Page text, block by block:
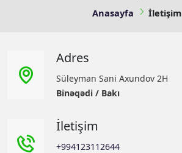
Anasayfa İletişim
Adres
Süleyman Sani Axundov 2H
Binəqədi / Bakı
İletişim
+994123112644